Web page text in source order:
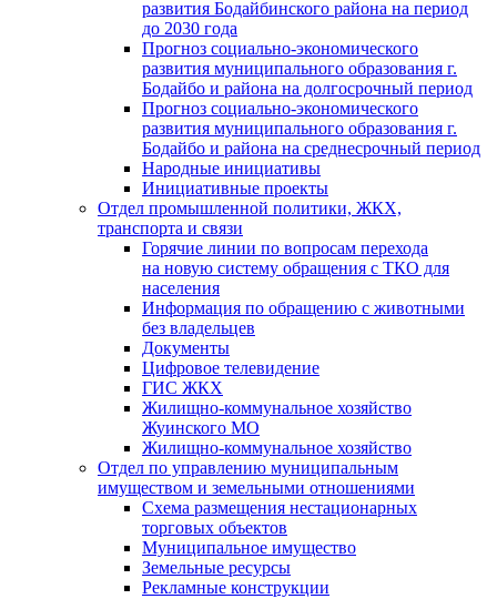
развития Бодайбинского района на период
до 2030 года
Прогноз социально-экономического
развития муниципального образования г.
Бодайбо и района на долгосрочный период
Прогноз социально-экономического
развития муниципального образования г.
Бодайбо и района на среднесрочный период
Народные инициативы
Инициативные проекты
Отдел промышленной политики, ЖКХ,
транспорта и связи
Горячие линии по вопросам перехода
на новую систему обращения с ТКО для
населения
Информация по обращению с животными
без владельцев
Документы
Цифровое телевидение
ГИС ЖКХ
Жилищно-коммунальное хозяйство
Жуинского МО
Жилищно-коммунальное хозяйство
Отдел по управлению муниципальным
имуществом и земельными отношениями
Схема размещения нестационарных
торговых объектов
Муниципальное имущество
Земельные ресурсы
Рекламные конструкции